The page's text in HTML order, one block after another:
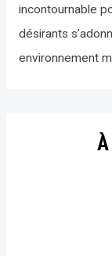
incontournable
désirants
environnement